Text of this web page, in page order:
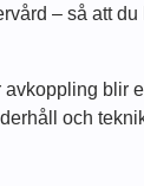
– så att du
avkoppling blir
och